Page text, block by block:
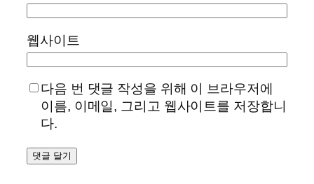
웹사이트
다음 번 댓글 작성을 위해 이 브라우저에
이름, 이메일, 그리고 웹사이트를 저장합니
다.